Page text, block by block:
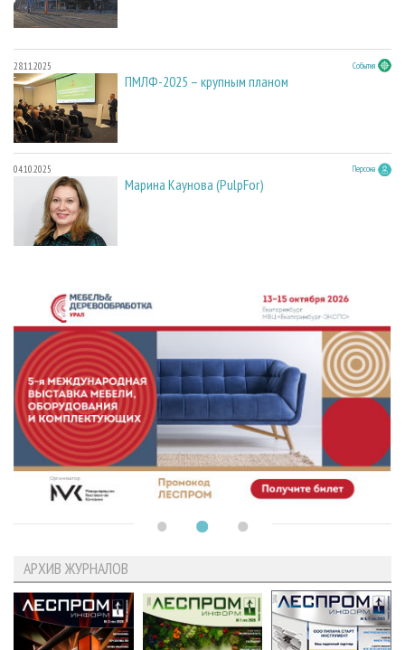
28.11.2025 События
ПМЛФ-2025 – крупным планом
04.10.2025 Персона
Марина Каунова (PulpFor)
АРХИВ ЖУРНАЛОВ